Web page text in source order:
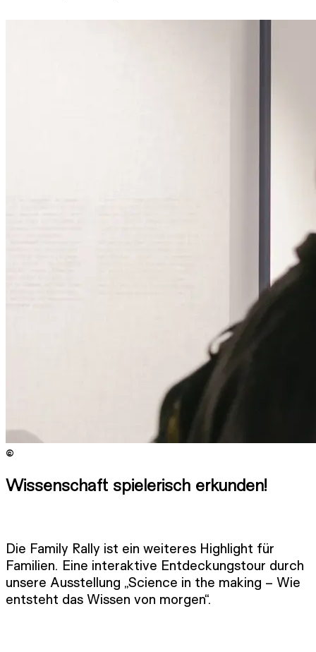
©
Wissenschaft spielerisch erkunden!
Die Family Rally ist ein weiteres Highlight für
Familien. Eine interaktive Entdeckungstour durch
unsere Ausstellung „Science in the making – Wie
entsteht das Wissen von morgen“.